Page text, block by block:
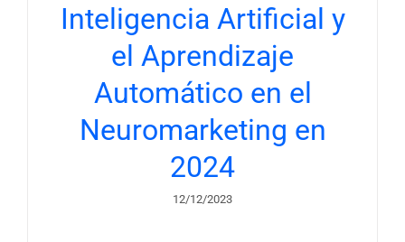
Inteligencia Artificial y
el Aprendizaje
Automático en el
Neuromarketing en
2024
12/12/2023